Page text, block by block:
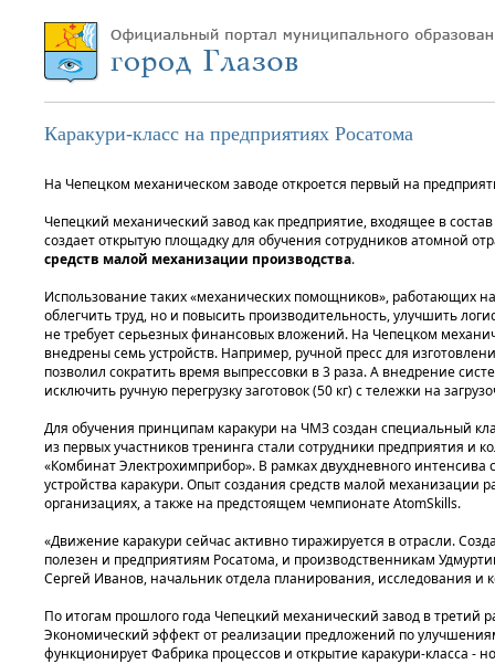
Каракури-класс на предприятиях Росатома
На Чепецком механическом заводе откроется первый на
Чепецкий механический завод как предприятие, входящее в
создает открытую площадку для обучения сотрудников атомной
средств малой механизации производства.
Использование таких «механических помощников», работающих
облегчить труд, но и повысить производительность, улучшить
не требует серьезных финансовых вложений. На Чепецком
внедрены семь устройств. Например, ручной пресс для
позволил сократить время выпрессовки в 3 раза. А внедрение
исключить ручную перегрузку заготовок (50 кг) с тележки на
Для обучения принципам каракури на ЧМЗ создан специальный
из первых участников тренинга стали сотрудники предприятия и
«Комбинат Электрохимприбор». В рамках двухдневного
устройства каракури. Опыт создания средств малой механизации
организациях, а также на предстоящем чемпионате AtomSkills.
«Движение каракури сейчас активно тиражируется в отрасли.
полезен и предприятиям Росатома, и производственникам
Сергей Иванов, начальник отдела планирования, исследования и
По итогам прошлого года Чепецкий механический завод в третий
Экономический эффект от реализации предложений по
функционирует Фабрика процессов и открытие каракури-класса -